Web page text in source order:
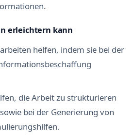
erleichtern kann
helfen, indem sie bei der
die Arbeit zu strukturieren
bei der Generierung von